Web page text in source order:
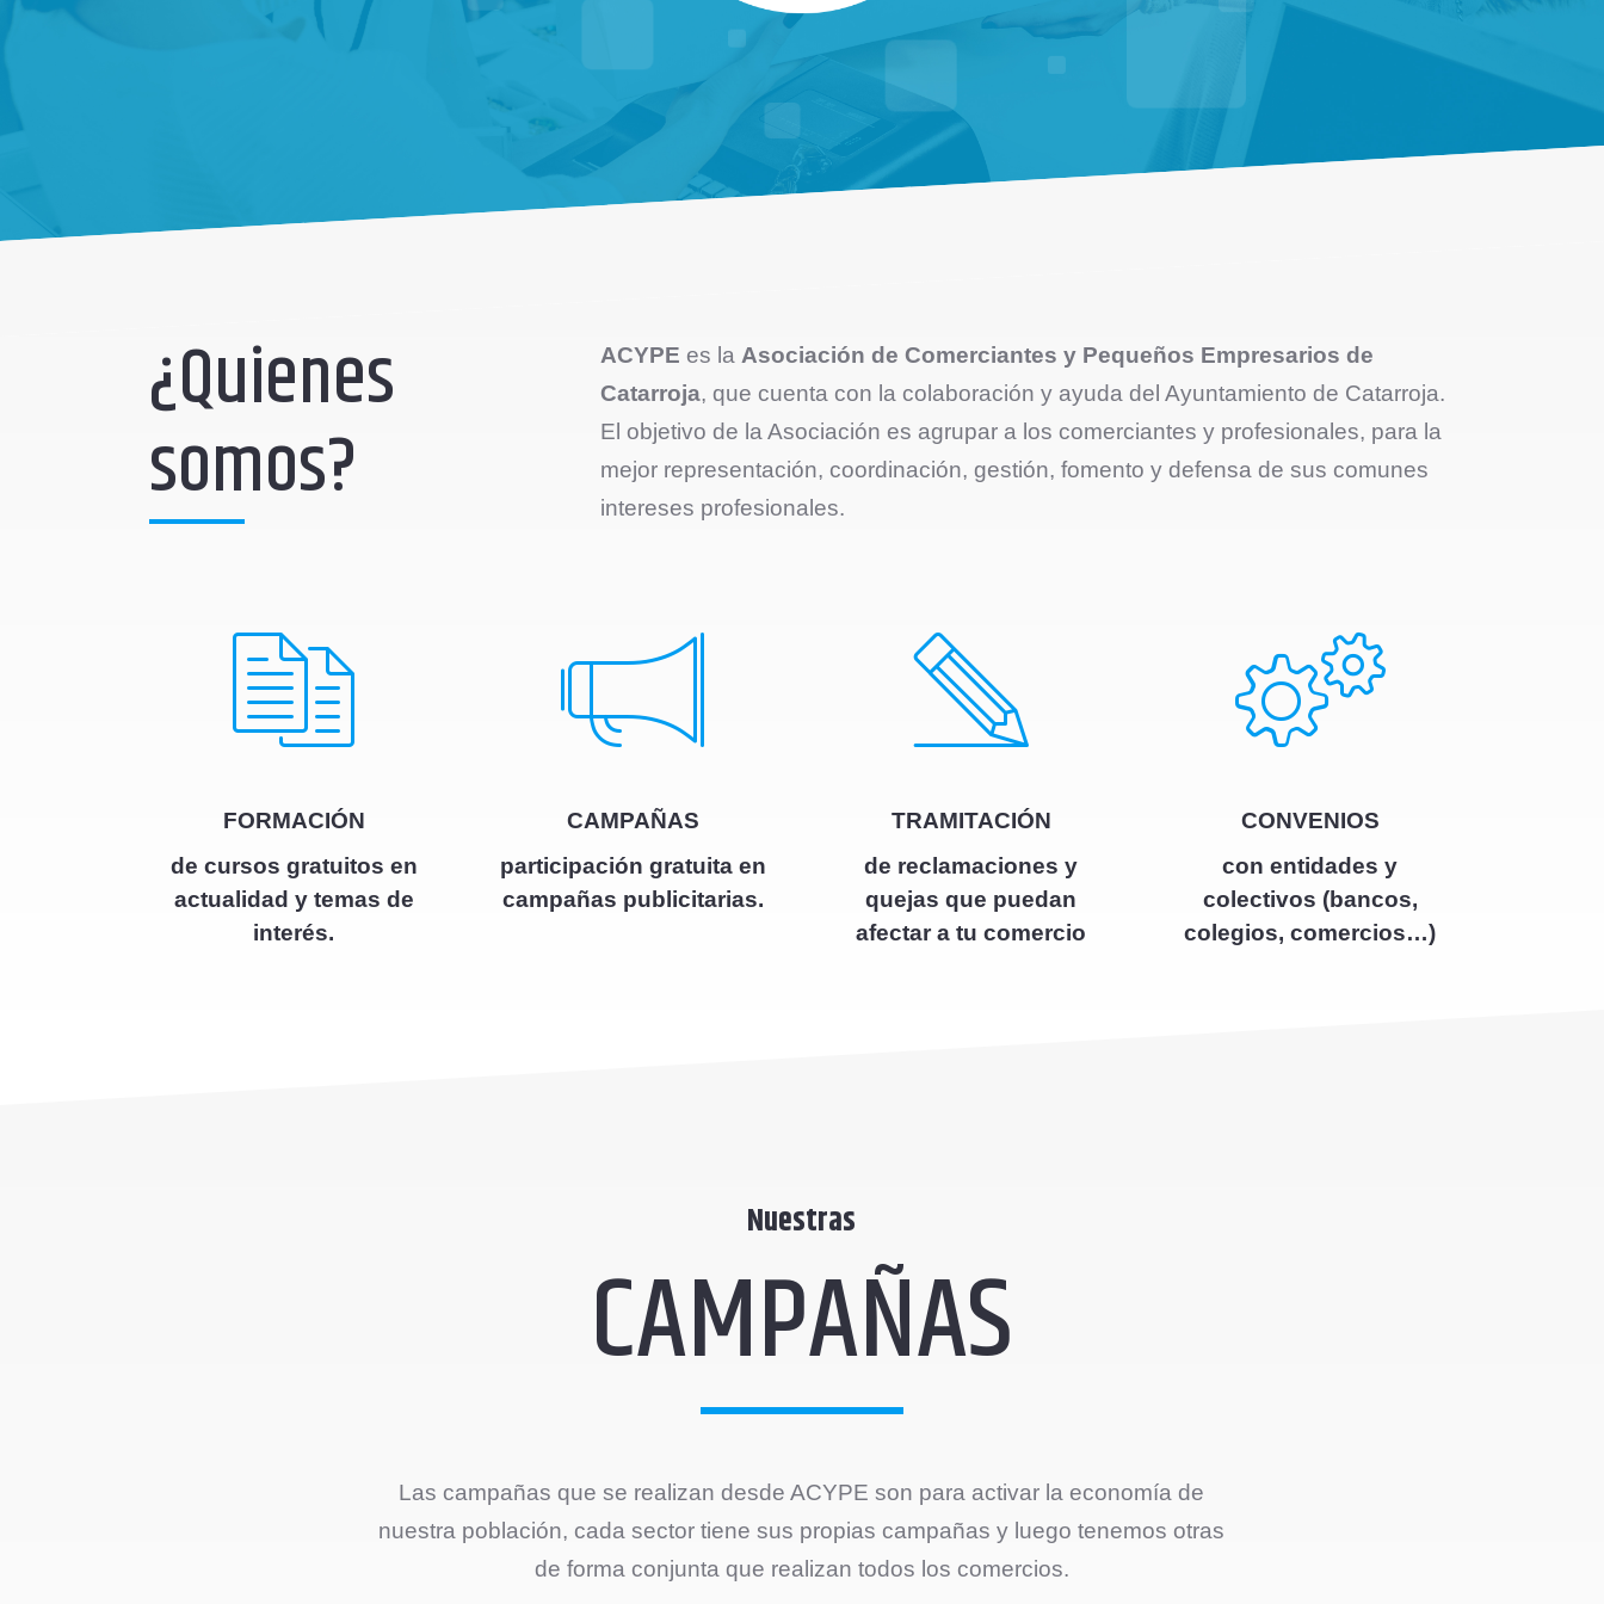
¿Quienes
somos?
ACYPE es la Asociación de Comerciantes y Pequeños Empresarios de
Catarroja, que cuenta con la colaboración y ayuda del Ayuntamiento de Catarroja.
El objetivo de la Asociación es agrupar a los comerciantes y profesionales, para la
mejor representación, coordinación, gestión, fomento y defensa de sus comunes
intereses profesionales.
FORMACIÓN
de cursos gratuitos en
actualidad y temas de
interés.
CAMPAÑAS
participación gratuita en
campañas publicitarias.
TRAMITACIÓN
de reclamaciones y
quejas que puedan
afectar a tu comercio
CONVENIOS
con entidades y
colectivos (bancos,
colegios, comercios…)
Nuestras
CAMPAÑAS
Las campañas que se realizan desde ACYPE son para activar la economía de
nuestra población, cada sector tiene sus propias campañas y luego tenemos otras
de forma conjunta que realizan todos los comercios.